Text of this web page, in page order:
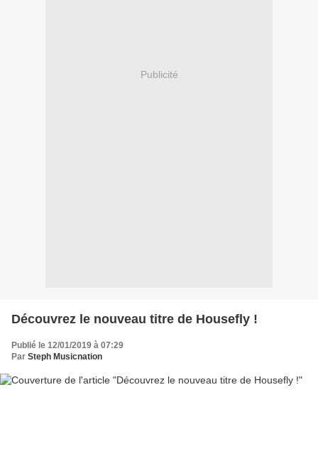
Publicité
Découvrez le nouveau titre de Housefly !
Publié le 12/01/2019 à 07:29
Par Steph Musicnation